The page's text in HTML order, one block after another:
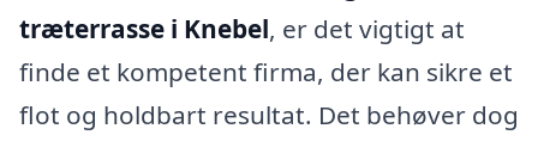
træterrasse i Knebel, er det vigtigt at
finde et kompetent firma, der kan sikre et
flot og holdbart resultat. Det behøver dog